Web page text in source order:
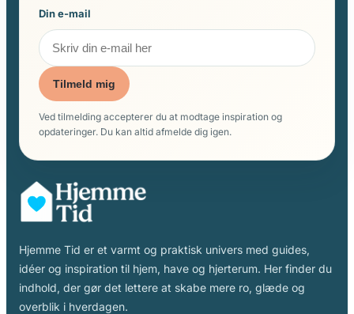
Din e-mail
Tilmeld mig
Ved tilmelding accepterer du at modtage inspiration og
opdateringer. Du kan altid afmelde dig igen.
Hjemme Tid er et varmt og praktisk univers med guides,
idéer og inspiration til hjem, have og hjerterum. Her finder du
indhold, der gør det lettere at skabe mere ro, glæde og
overblik i hverdagen.